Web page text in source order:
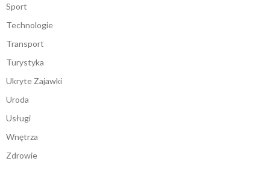
Sport
Technologie
Transport
Turystyka
Ukryte Zajawki
Uroda
Usługi
Wnętrza
Zdrowie